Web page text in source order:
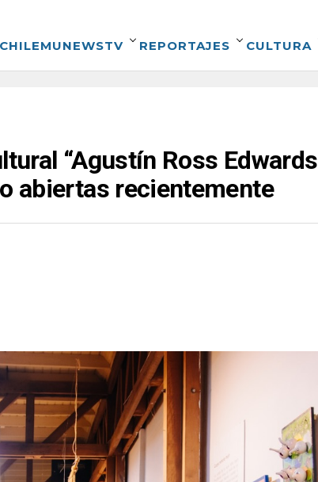
REPORTAJES CULTURA
“Agustín Ross
abiertas recientemente